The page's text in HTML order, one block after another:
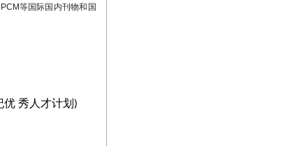
Lab队获车牌识别
网络图像的文本
等国际国内刊物和国
优 秀人才计划)